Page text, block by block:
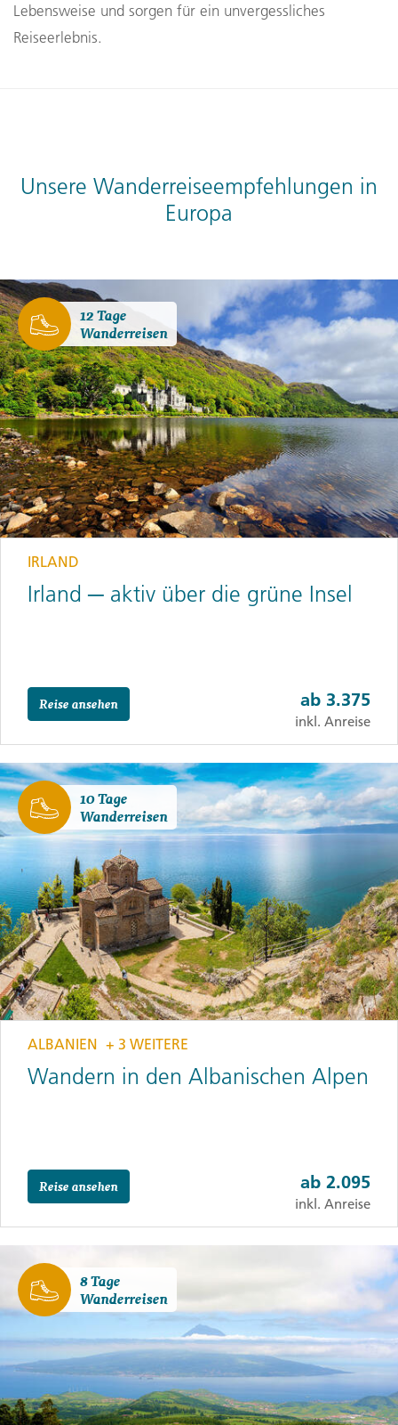
Lebensweise und sorgen für ein unvergessliches
Reiseerlebnis.
Unsere Wanderreiseempfehlungen in
Europa
12 Tage
Wanderreisen
IRLAND
Irland ─ aktiv über die grüne Insel
Reise ansehen ab 3.375
inkl. Anreise
10 Tage
Wanderreisen
ALBANIEN + 3 WEITERE
Wandern in den Albanischen Alpen
Reise ansehen ab 2.095
inkl. Anreise
8 Tage
Wanderreisen